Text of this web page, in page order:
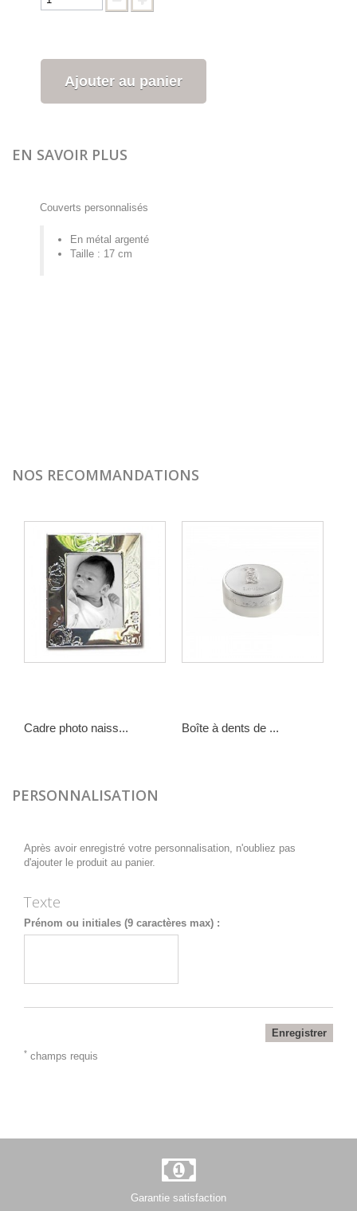
Ajouter au panier
EN SAVOIR PLUS
Couverts personnalisés
En métal argenté
Taille : 17 cm
NOS RECOMMANDATIONS
Cadre photo naiss... Boîte à dents de ...
PERSONNALISATION
Après avoir enregistré votre personnalisation, n'oubliez pas
d'ajouter le produit au panier.
Texte
Prénom ou initiales (9 caractères max) :
Enregistrer
* champs requis
Garantie satisfaction